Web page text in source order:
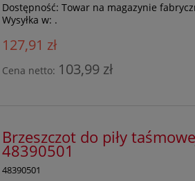
Dostępność: Towar na magazynie
Wysyłka w: .
127,91 zł
Cena netto: 103,99 zł
Brzeszczot do piły
48390501
48390501